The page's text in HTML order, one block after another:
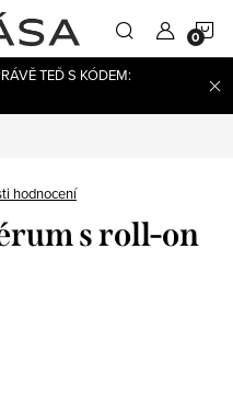
TEĎ S KÓDEM:
hodnocení
s roll-on